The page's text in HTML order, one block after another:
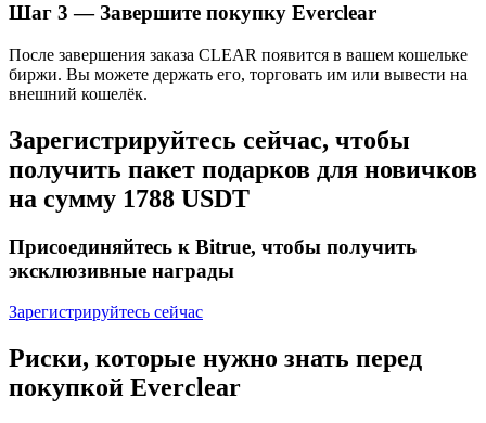
Партнеры Bitrue
До 65% комиссии!
Реферал
Шаг 3 —Завершите покупку Everclear
После завершения заказа CLEAR появится в вашем кошельке
биржи. Вы можете держать его, торговать им или вывести на
внешний кошелёк.
Зарегистрируйтесь сейчас, чтобы
получить пакет подарков для новичков
на сумму 1788 USDT
Присоединяйтесь к Bitrue, чтобы получить
эксклюзивные награды
Зарегистрируйтесь сейчас
Риски, которые нужно знать перед
покупкой Everclear